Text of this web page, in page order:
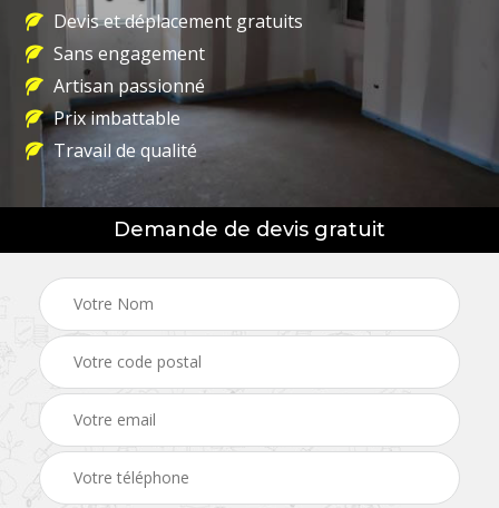
Devis et déplacement gratuits
Sans engagement
Artisan passionné
Prix imbattable
Travail de qualité
Demande de devis gratuit